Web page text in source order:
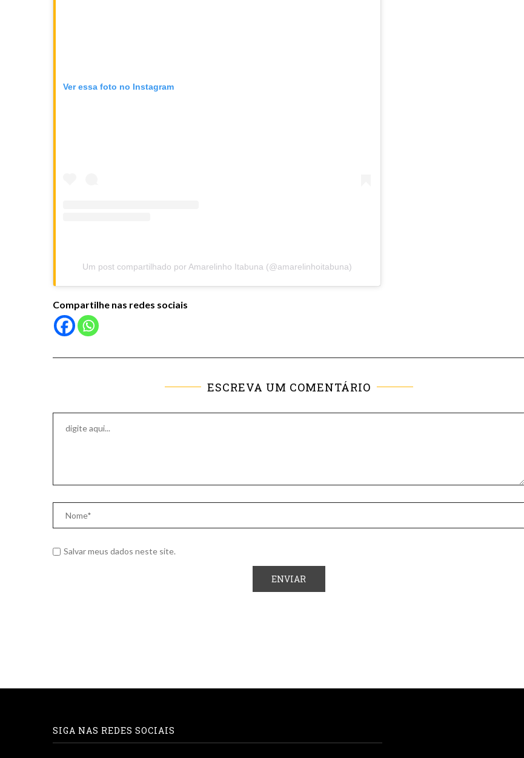
Ver essa foto no Instagram
Um post compartilhado por Amarelinho Itabuna (@amarelinhoitabuna)
Compartilhe nas redes sociais
ESCREVA UM COMENTÁRIO
Salvar meus dados neste site.
SIGA NAS REDES SOCIAIS